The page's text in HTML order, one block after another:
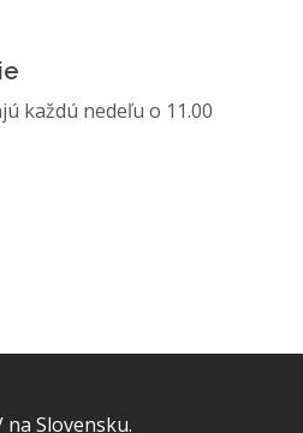
každú nedeľu o 11.00
na Slovensku.